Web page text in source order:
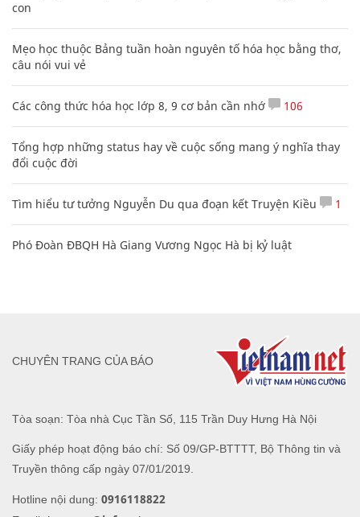
con
Mẹo học thuộc Bảng tuần hoàn nguyên tố hóa học bằng thơ,
câu nói vui vẻ
Các công thức hóa học lớp 8, 9 cơ bản cần nhớ 106
Tổng hợp những status hay về cuộc sống mang ý nghĩa thay
đổi cuộc đời
Tìm hiểu tư tưởng Nguyễn Du qua đoạn kết Truyện Kiều 1
Phó Đoàn ĐBQH Hà Giang Vương Ngọc Hà bị kỷ luật
Tòa soạn: Tòa nhà Cục Tần Số, 115 Trần Duy Hưng Hà Nội
Giấy phép hoạt động báo chí: Số 09/GP-BTTTT, Bộ Thông tin và
Truyền thông cấp ngày 07/01/2019.
Hotline nội dung: 0916118822
CHUYÊN TRANG CỦA BÁO